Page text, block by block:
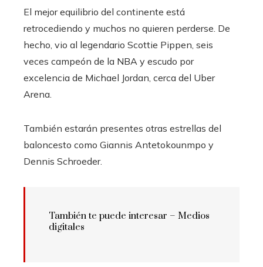
El mejor equilibrio del continente está
retrocediendo y muchos no quieren perderse. De
hecho, vio al legendario Scottie Pippen, seis
veces campeón de la NBA y escudo por
excelencia de Michael Jordan, cerca del Uber
Arena.
También estarán presentes otras estrellas del
baloncesto como Giannis Antetokounmpo y
Dennis Schroeder.
También te puede interesar – Medios
digitales